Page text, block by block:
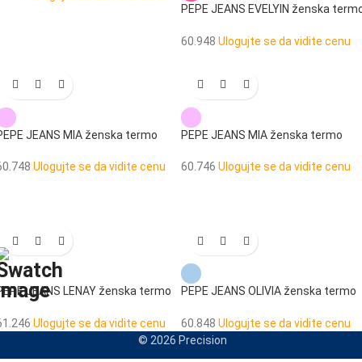
PEPE JEANS EVELYIN ženska
60.948 Ulogujte se da vidite cenu
JEANS MIA ženska termo
Ulogujte se da vidite cenu
PEPE JEANS MIA ženska termo
60.746 Ulogujte se da vidite cenu
JEANS LENAY ženska termo
Ulogujte se da vidite cenu
PEPE JEANS OLIVIA ženska termo
60.848 Ulogujte se da vidite cenu
© 2026 Precision